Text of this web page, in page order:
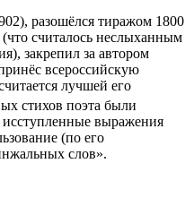
разошёлся тиражом 1800
считалось неслыханным
закрепил за автором
всероссийскую
лучшей его
стихов поэта были
исступленные выражения
(по его
слов».